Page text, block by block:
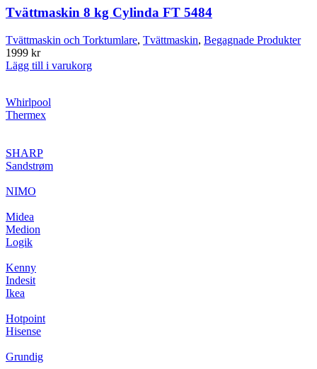
Tvättmaskin 8 kg Cylinda FT 5484
Tvättmaskin och Torktumlare, Tvättmaskin, Begagnade Produkter
1999 kr
Lägg till i varukorg
Whirlpool
Thermex
SHARP
Sandstrøm
NIMO
Midea
Medion
Logik
Kenny
Indesit
Ikea
Hotpoint
Hisense
Grundig